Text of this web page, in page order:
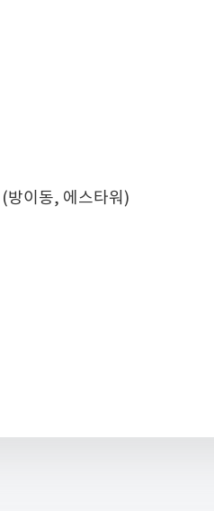
방이동, 에스타워)